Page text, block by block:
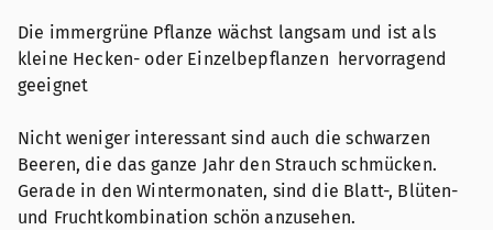
Die immergrüne Pflanze wächst langsam und ist als
kleine Hecken- oder Einzelbepflanzen hervorragend
geeignet
Nicht weniger interessant sind auch die schwarzen
Beeren, die das ganze Jahr den Strauch schmücken.
Gerade in den Wintermonaten, sind die Blatt-, Blüten-
und Fruchtkombination schön anzusehen.